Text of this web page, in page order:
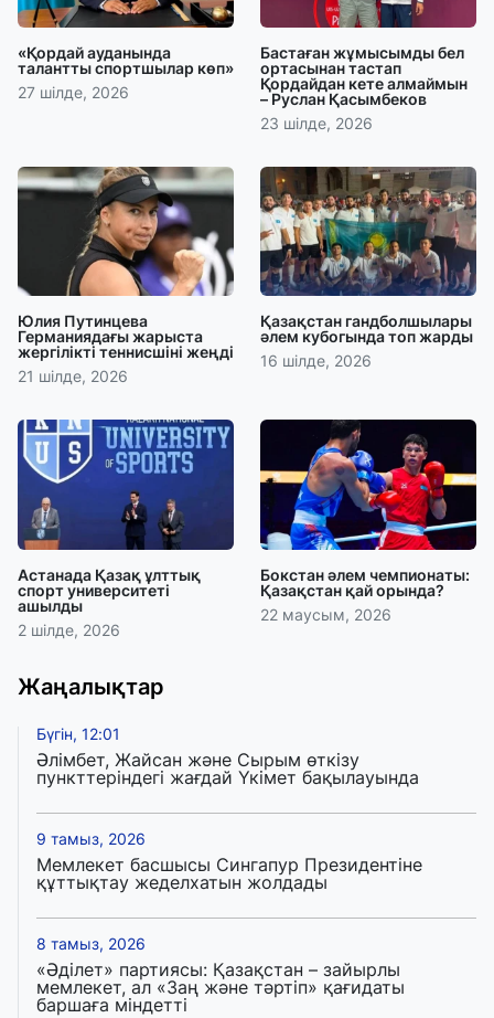
«Қордай ауданында
талантты спортшылар көп»
27 шілде, 2026
Бастаған жұмысымды бел
ортасынан тастап
Қордайдан кете алмаймын
– Руслан Қасымбеков
23 шілде, 2026
Юлия Путинцева
Германиядағы жарыста
жергілікті теннисшіні жеңді
21 шілде, 2026
Қазақстан гандболшылары
әлем кубогында топ жарды
16 шілде, 2026
Астанада Қазақ ұлттық
спорт университеті
ашылды
2 шілде, 2026
Бокстан әлем чемпионаты:
Қазақстан қай орында?
22 маусым, 2026
Жаңалықтар
Бүгін, 12:01
Әлімбет, Жайсан және Сырым өткізу
пункттеріндегі жағдай Үкімет бақылауында
9 тамыз, 2026
Мемлекет басшысы Сингапур Президентіне
құттықтау жеделхатын жолдады
8 тамыз, 2026
«Әділет» партиясы: Қазақстан – зайырлы
мемлекет, ал «Заң және тәртіп» қағидаты
баршаға міндетті